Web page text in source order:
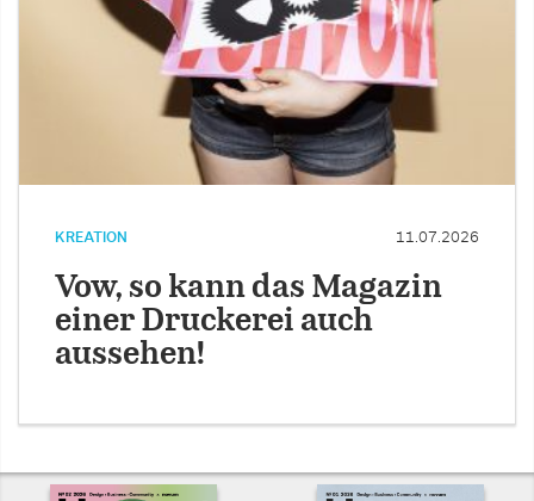
KREATION 11.07.2026
Vow, so kann das Magazin
einer Druckerei auch
aussehen!